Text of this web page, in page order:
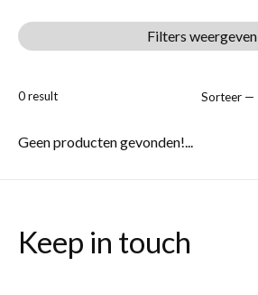
Filters weergeven
0result Sorteer —
Geen producten gevonden!...
Keep in touch